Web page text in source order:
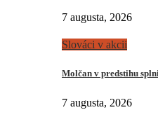
7 augusta, 2026
Slováci v akcii
Molčan v predstihu
7 augusta, 2026